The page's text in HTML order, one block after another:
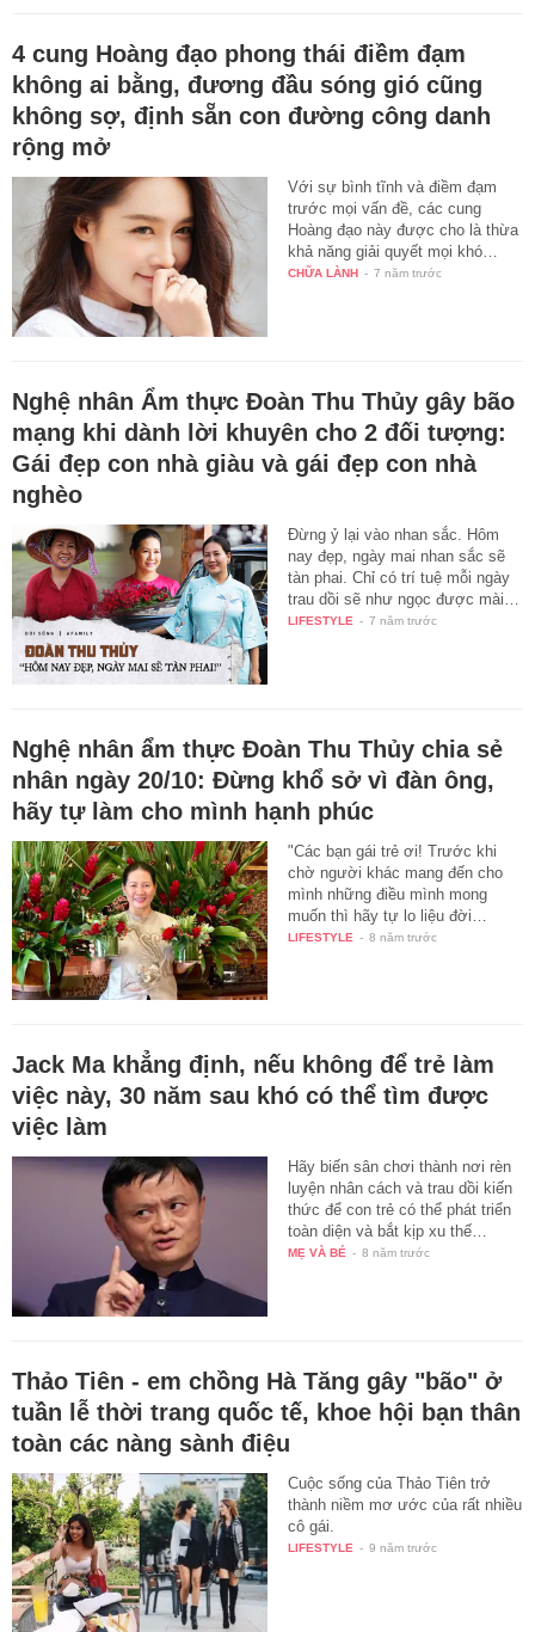
4 cung Hoàng đạo phong thái điềm đạm
không ai bằng, đương đầu sóng gió cũng
không sợ, định sẵn con đường công danh
rộng mở
Với sự bình tĩnh và điềm đạm
trước mọi vấn đề, các cung
Hoàng đạo này được cho là thừa
khả năng giải quyết mọi khó…
CHỮA LÀNH - 7 năm trước
Nghệ nhân Ẩm thực Đoàn Thu Thủy gây bão
mạng khi dành lời khuyên cho 2 đối tượng:
Gái đẹp con nhà giàu và gái đẹp con nhà
nghèo
Đừng ỷ lại vào nhan sắc. Hôm
nay đẹp, ngày mai nhan sắc sẽ
tàn phai. Chỉ có trí tuệ mỗi ngày
trau dồi sẽ như ngọc được mài…
LIFESTYLE - 7 năm trước
Nghệ nhân ẩm thực Đoàn Thu Thủy chia sẻ
nhân ngày 20/10: Đừng khổ sở vì đàn ông,
hãy tự làm cho mình hạnh phúc
"Các bạn gái trẻ ơi! Trước khi
chờ người khác mang đến cho
mình những điều mình mong
muốn thì hãy tự lo liệu đời…
LIFESTYLE - 8 năm trước
Jack Ma khẳng định, nếu không để trẻ làm
việc này, 30 năm sau khó có thể tìm được
việc làm
Hãy biến sân chơi thành nơi rèn
luyện nhân cách và trau dồi kiến
thức để con trẻ có thể phát triển
toàn diện và bắt kịp xu thế…
MẸ VÀ BÉ - 8 năm trước
Thảo Tiên - em chồng Hà Tăng gây "bão" ở
tuần lễ thời trang quốc tế, khoe hội bạn thân
toàn các nàng sành điệu
Cuộc sống của Thảo Tiên trở
thành niềm mơ ước của rất nhiều
cô gái.
LIFESTYLE - 9 năm trước